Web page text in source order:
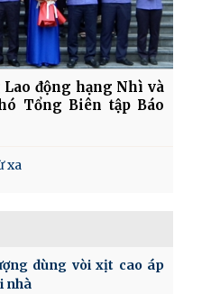
động hạng Nhì và
Tổng Biên tập Báo
xa
dùng vòi xịt cao áp
nhà